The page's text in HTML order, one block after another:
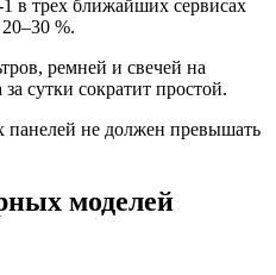
в трех ближайших сервисах
%.
ремней и свечей на
сутки сократит простой.
панелей не должен превышать
моделей